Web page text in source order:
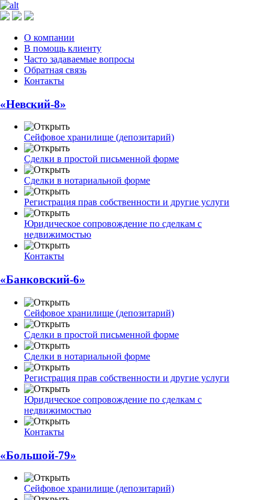
О компании
В помощь клиенту
Часто задаваемые вопросы
Обратная связь
Контакты
«Невский-8»
Сейфовое хранилище (депозитарий)
Сделки в простой письменной форме
Сделки в нотариальной форме
Регистрация прав собственности и другие услуги
Юридическое сопровождение по сделкам с
недвижимостью
Контакты
«Банковский-6»
Сейфовое хранилище (депозитарий)
Сделки в простой письменной форме
Сделки в нотариальной форме
Регистрация прав собственности и другие услуги
Юридическое сопровождение по сделкам с
недвижимостью
Контакты
«Большой-79»
Сейфовое хранилище (депозитарий)